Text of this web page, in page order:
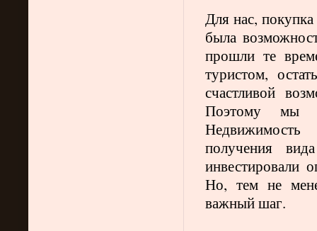
Для нас,
была
прошли те
туристом,
счастливой
Поэтому мы
Недвижимость
получения
инвестировали
Но, тем не
важный шаг.